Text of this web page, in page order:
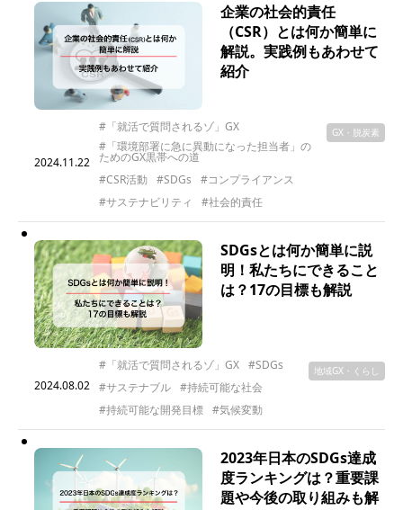
企業の社会的責任
（CSR）とは何か簡単に
解説。実践例もあわせて
紹介
2024.11.22
#「就活で質問されるゾ」GX
#「環境部署に急に異動になった担当者」の
ためのGX黒帯への道
#CSR活動
#SDGs
#コンプライアンス
#サステナビリティ
#社会的責任
GX・脱炭素
SDGsとは何か簡単に説
明！私たちにできること
は？17の目標も解説
2024.08.02
#「就活で質問されるゾ」GX
#SDGs
#サステナブル
#持続可能な社会
#持続可能な開発目標
#気候変動
地域GX・くらし
2023年日本のSDGs達成
度ランキングは？重要課
題や今後の取り組みも解